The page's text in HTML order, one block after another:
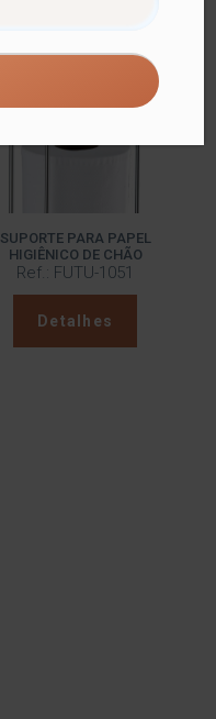
SUPORTE PARA PAPEL
HIGIÊNICO DE CHÃO
Ref.: FUTU-1051
Detalhes